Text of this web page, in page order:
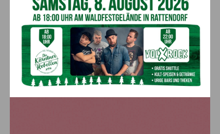
Lienz: Bub (4) nach Badeunfall
reanimiert – Polizei sucht Zeugen
Aktuell 7. August 2026
Anzeige